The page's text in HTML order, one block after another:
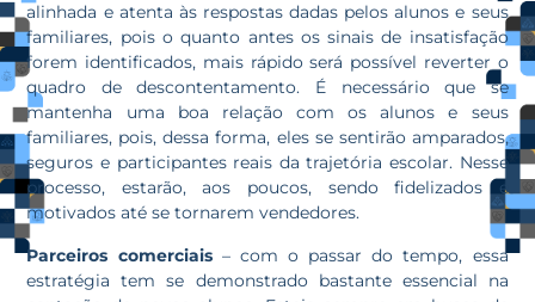
alinhada e atenta às respostas dadas pelos alunos e seus
familiares, pois o quanto antes os sinais de insatisfação
forem identificados, mais rápido será possível reverter o
quadro de descontentamento. É necessário que se
mantenha uma boa relação com os alunos e seus
familiares, pois, dessa forma, eles se sentirão amparados,
seguros e participantes reais da trajetória escolar. Nesse
processo, estarão, aos poucos, sendo fidelizados e
motivados até se tornarem vendedores.
Parceiros comerciais– com o passar do tempo, essa
estratégia tem se demonstrado bastante essencial na